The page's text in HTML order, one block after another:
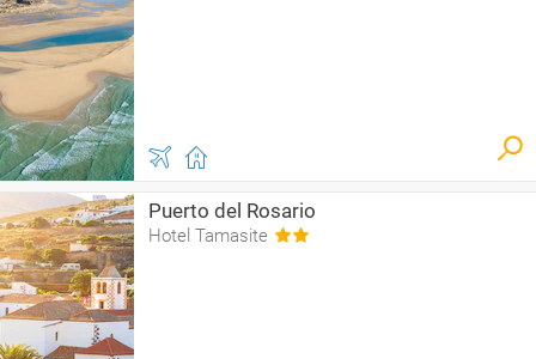
Puerto del Rosario
Hotel Tamasite